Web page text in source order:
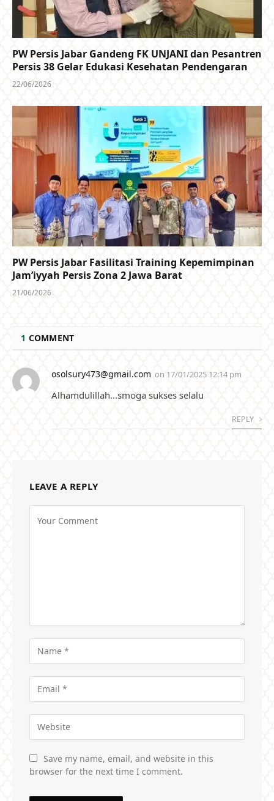
PW Persis Jabar Gandeng FK UNJANI dan Pesantren
Persis 38 Gelar Edukasi Kesehatan Pendengaran
22/06/2026
PW Persis Jabar Fasilitasi Training Kepemimpinan
Jam’iyyah Persis Zona 2 Jawa Barat
21/06/2026
1 COMMENT
osolsury473@gmail.com on 17/01/2025 12:14 pm
Alhamdulillah…smoga sukses selalu
REPLY
LEAVE A REPLY
Save my name, email, and website in this
browser for the next time I comment.